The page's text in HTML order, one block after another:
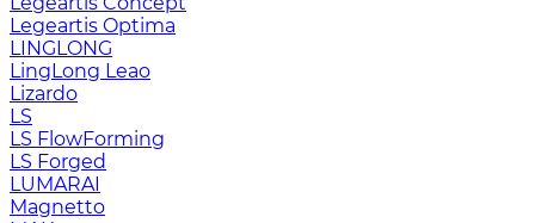
Legeartis Optima
LINGLONG
LingLong Leao
Lizardo
LS
LS FlowForming
LS Forged
LUMARAI
Magnetto